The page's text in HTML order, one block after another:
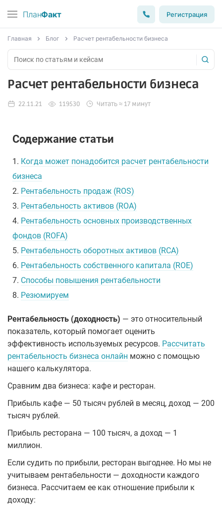
ПланФакт Регистрация
Главная Блог Расчет рентабельности бизнеса
Расчет рентабельности бизнеса
22.11.21 119530 Читать ≈ 17 минут
Содержание статьи
1. Когда может понадобится расчет рентабельности
бизнеса
2. Рентабельность продаж (ROS)
3. Рентабельность активов (ROA)
4. Рентабельность основных производственных
фондов (ROFA)
5. Рентабельность оборотных активов (RCA)
6. Рентабельность собственного капитала (ROE)
7. Способы повышения рентабельности
8. Резюмируем
Рентабельность (доходность) — это относительный
показатель, который помогает оценить
эффективность используемых ресурсов. Рассчитать
рентабельность бизнеса онлайн можно с помощью
нашего калькулятора.
Сравним два бизнеса: кафе и ресторан.
Прибыль кафе — 50 тысяч рублей в месяц, доход — 200
тысяч рублей.
Прибыль ресторана — 100 тысяч, а доход — 1
миллион.
Если судить по прибыли, ресторан выгоднее. Но мы не
учитываем рентабельности — доходности каждого
бизнеса. Рассчитаем ее как отношение прибыли к
доходу: